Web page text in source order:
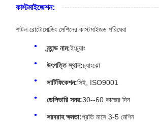
কাস্টমাইজেশন:
শাটল রোটোমোল্ডিং মেশিনের কাস্টমাইজড পরিষেবা
ব্র্যান্ড নাম:ইংচুয়াং
উৎপত্তি স্থান:চ্যাংঝো
সার্টিফিকেশন:সিই, ISO9001
ডেলিভারি সময়:30--60 কাজের দিন
সরবরাহ ক্ষমতা:প্রতি মাসে 3-5 মেশিন